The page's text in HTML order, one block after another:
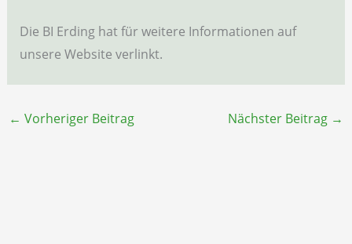
Die BI Erding hat für weitere Informationen auf
unsere Website verlinkt.
← Vorheriger Beitrag Nächster Beitrag →